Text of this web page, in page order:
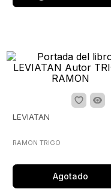
LEVIATAN
RAMON TRIGO
Agotado